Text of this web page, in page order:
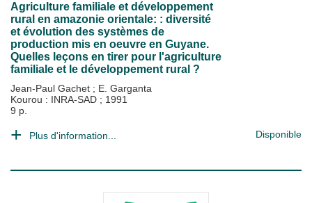
Agriculture familiale et développement
rural en amazonie orientale: : diversité
et évolution des systèmes de
production mis en oeuvre en Guyane.
Quelles leçons en tirer pour l'agriculture
familiale et le développement rural ?
Jean-Paul Gachet ; E. Garganta
Kourou : INRA-SAD ; 1991
9 p.
Plus d'information... Disponible